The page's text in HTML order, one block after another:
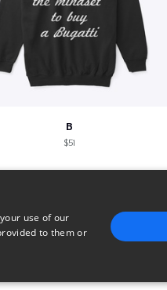
B
$51
use of our
to them or